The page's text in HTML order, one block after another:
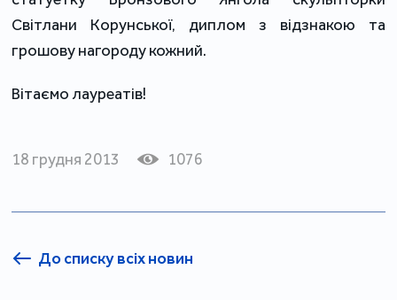
Світлани Корунської, диплом з відзнакою та
грошову нагороду кожний.
Вітаємо лауреатів!
18 грудня 2013 1076
До списку всіх новин